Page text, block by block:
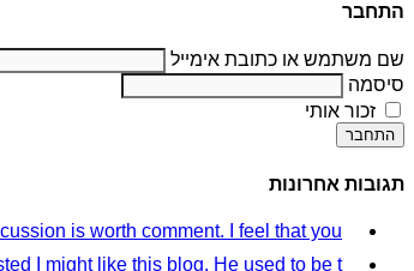
התחבר
שם משתמש או כתובת אימייל
סיסמה
זכור אותי
התחבר
תגובות אחרונות
is worth comment. I feel that you...
I might like this blog. He used to be t...